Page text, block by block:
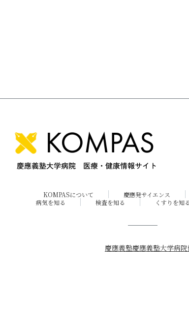
KOMPASについて 慶應発サイエンス
病気を知る
検査を知る くすりを知る
慶應義塾慶應義塾大学病院